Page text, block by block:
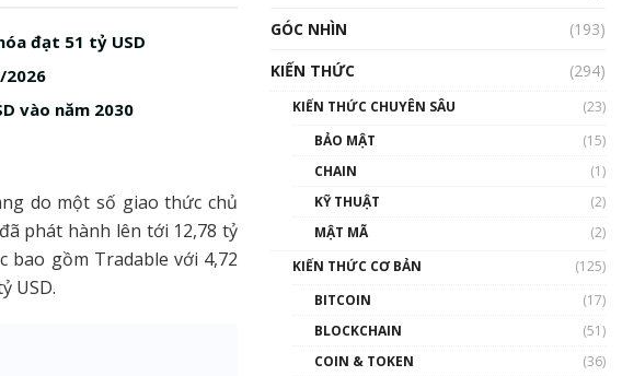
đạt 51 tỷ USD
vào năm 2030
do một số giao thức chủ
phát hành lên tới 12,78 tỷ
bao gồm Tradable với 4,72
USD.
nhân vật ảnh hưởng nhất
hệ sinh thái tiền mã hoá |
Blockchain
Nhân sự tương lại ngành
Blockchain Việt Nam | Phổ
cập Blockchain
GÓC NHÌN
(193)
KIẾN THỨC
(294)
KIẾN THỨC CHUYÊN SÂU
(23)
BẢO MẬT
(15)
CHAIN
(1)
KỸ THUẬT
(2)
MẬT MÃ
(2)
KIẾN THỨC CƠ BẢN
(125)
BITCOIN
(17)
BLOCKCHAIN
(51)
COIN & TOKEN
(36)